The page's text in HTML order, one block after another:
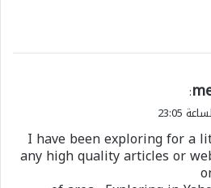
:
I have been exploring for a
any high quality articles or